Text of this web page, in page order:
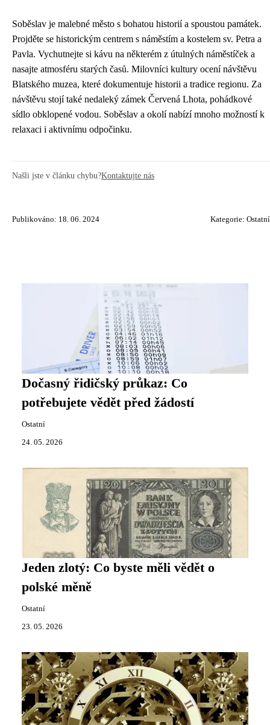
Soběslav je malebné město s bohatou historií a spoustou památek.
Projděte se historickým centrem s náměstím a kostelem sv. Petra a
Pavla. Vychutnejte si kávu na některém z útulných náměstíček a
nasajte atmosféru starých časů. Milovníci kultury ocení návštěvu
Blatského muzea, které dokumentuje historii a tradice regionu. Za
návštěvu stojí také nedaleký zámek Červená Lhota, pohádkové
sídlo obklopené vodou. Soběslav a okolí nabízí mnoho možností k
relaxaci i aktivnímu odpočinku.
Našli jste v článku chybu?Kontaktujte nás
Publikováno: 18. 06. 2024 Kategorie: Ostatní
Dočasný řidičský průkaz: Co
potřebujete vědět před žádostí
Ostatní
24. 05. 2026
Jeden zlotý: Co byste měli vědět o
polské měně
Ostatní
23. 05. 2026